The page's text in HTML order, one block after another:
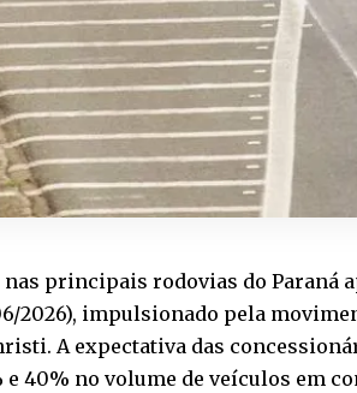
principais rodovias do Paraná
2026), impulsionado pela
A expectativa das
e 40% no volume de veículos em